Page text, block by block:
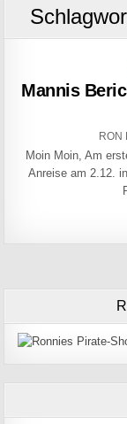
Mannis
RON
Moin Moin, Am
Anreise am 2.12.